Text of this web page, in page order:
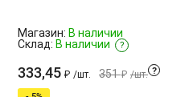
Магазин: В наличии
Склад: В наличии ?
333,45 ₽ /шт. 351 ₽ /шт. ?